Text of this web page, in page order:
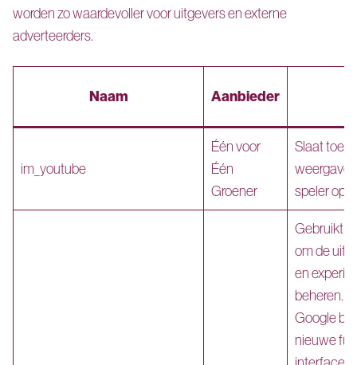
worden zo waardevoller voor uitgevers en externe
adverteerders.
Naam Aanbieder
im_youtube
Één voor
Één
Groener
Slaat
weergave
speler op.
Gebruikt
om de
en
beheren.
Google
nieuwe